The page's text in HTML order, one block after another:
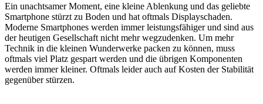
Ein unachtsamer Moment, eine kleine Ablenkung und das geliebte
Smartphone stürzt zu Boden und hat oftmals Displayschaden.
Moderne Smartphones werden immer leistungsfähiger und sind aus
der heutigen Gesellschaft nicht mehr wegzudenken. Um mehr
Technik in die kleinen Wunderwerke packen zu können, muss
oftmals viel Platz gespart werden und die übrigen Komponenten
werden immer kleiner. Oftmals leider auch auf Kosten der Stabilität
gegenüber stürzen.